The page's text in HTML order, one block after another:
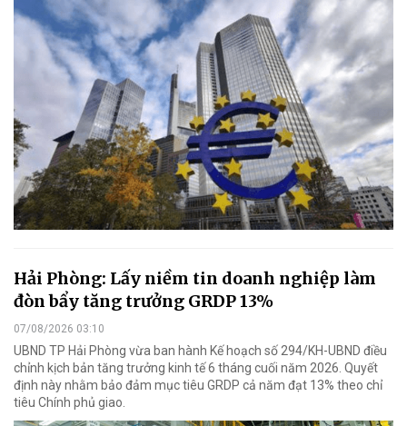
Hải Phòng: Lấy niềm tin doanh nghiệp làm
đòn bẩy tăng trưởng GRDP 13%
07/08/2026 03:10
UBND TP Hải Phòng vừa ban hành Kế hoạch số 294/KH-UBND điều
chỉnh kịch bản tăng trưởng kinh tế 6 tháng cuối năm 2026. Quyết
định này nhằm bảo đảm mục tiêu GRDP cả năm đạt 13% theo chỉ
tiêu Chính phủ giao.